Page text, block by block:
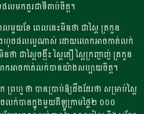
លមកគួរជាទីគាប់ចិត្ត។
េលមួយខែ ពេលនេះមិនថា ជាស្ពៃ ត្រកួន
ងហុចផលល្អណាស់ ដោយលោកអាចកាត់លក់
នថា ជាស្ពៃចង្កឹះ ស្ពៃតឿ ស្ពៃក្រញាញ់ ត្រកួន
កអាចកាត់លក់បានយ៉ាងសប្បាយចិត្ត។
ព្រហ្ម ថា បានប្រាប់ឱ្យដឹងដែរថា សម្រាប់ស្ពៃ
ចលក់បានក្នុងមួយគីឡូក្រាមថ្លៃ២ ០០០